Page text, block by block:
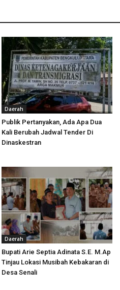
Daerah
Publik Pertanyakan, Ada Apa Dua
Kali Berubah Jadwal Tender Di
Dinaskestran
Daerah
Bupati Arie Septia Adinata S.E. M.Ap
Tinjau Lokasi Musibah Kebakaran di
Desa Senali